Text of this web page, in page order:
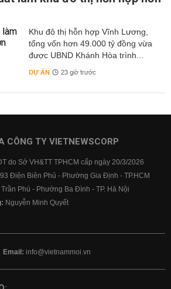
Khu đô thị hỗn hợp Vĩnh Lương,
tổng vốn hơn 49.000 tỷ đồng vừa
được UBND Khánh Hòa trình...
DỰ ÁN 23 giờ trước
CÔNG TY VIETNEWSCORP
do Sở VH&TT TPHCM cấp ngày 20/3/2026
Điện Biên Phủ - Phường Gia Định - TP.HCM
Trần Phú - Phường Ba Đình - TP. Hà Nội
Nguyễn Minh Quyết
Email: info@vietnammoi.vn